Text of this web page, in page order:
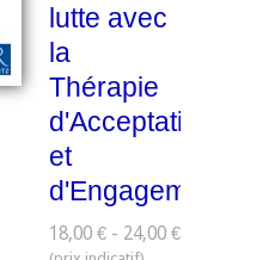
lutte avec
la
Thérapie
d'Acceptation
et
d'Engagement
18,00 € - 24,00 €